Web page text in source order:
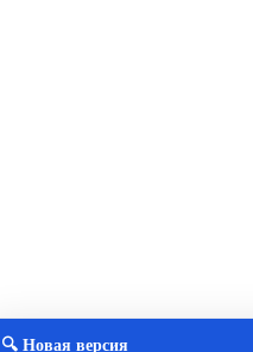
🔍 Новая версия